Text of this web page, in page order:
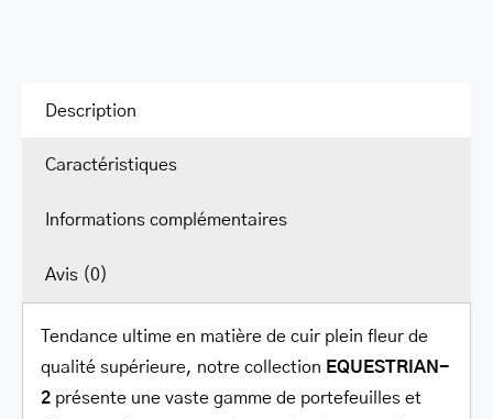
Description
Caractéristiques
Informations complémentaires
Avis (0)
Tendance ultime en matière de cuir plein fleur de
qualité supérieure, notre collection EQUESTRIAN-
2 présente une vaste gamme de portefeuilles et